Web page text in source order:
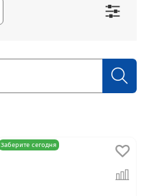
Заберите сегодня